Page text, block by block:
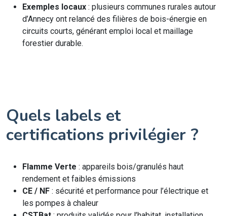
Exemples locaux : plusieurs communes rurales autour
d’Annecy ont relancé des filières de bois-énergie en
circuits courts, générant emploi local et maillage
forestier durable.
Quels labels et
certifications privilégier ?
Flamme Verte : appareils bois/granulés haut
rendement et faibles émissions
CE / NF : sécurité et performance pour l’électrique et
les pompes à chaleur